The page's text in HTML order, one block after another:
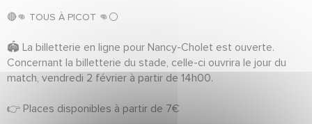
🔴👊 TOUS À PICOT 👊⚪️
🏟️ La billetterie en ligne pour Nancy-Cholet est ouverte.
Concernant la billetterie du stade, celle-ci ouvrira le jour du
match, vendredi 2 février à partir de 14h00.
👉 Places disponibles à partir de 7€